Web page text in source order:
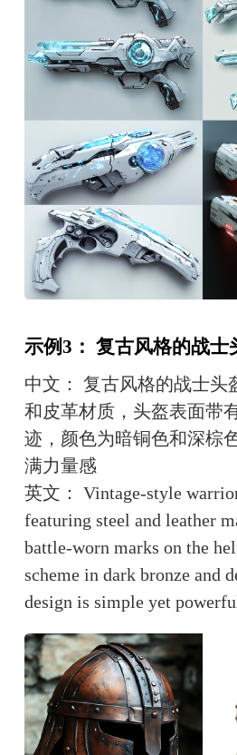
示例3： 复古风格的战士
中文： 复古风格的战士头
和皮革材质，头盔表面带
迹，颜色为暗铜色和深棕
满力量感
英文： Vintage-style
featuring steel and leather
battle-worn marks on the
scheme in dark bronze and
design is simple yet